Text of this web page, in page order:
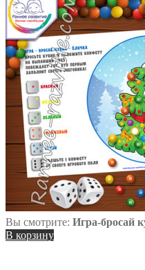
Вы смотрите: Игра-бросай
В корзину